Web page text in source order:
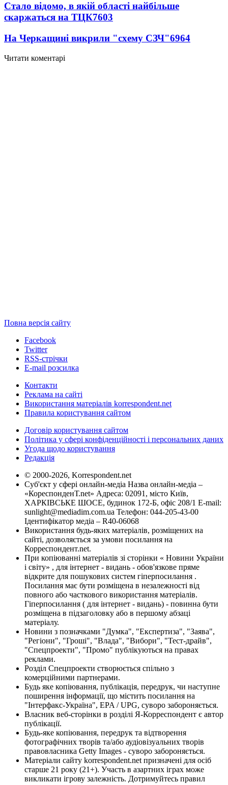
Стало відомо, в якій області найбільше
скаржаться на ТЦК7603
На Черкащині викрили "схему СЗЧ"6964
Читати коментарі
Повна версія сайту
Facebook
Twitter
RSS-стрічки
E-mail розсилка
Контакти
Реклама на сайті
Використання матеріалів korrespondent.net
Правила користування сайтом
Договір користування сайтом
Політика у сфері конфіденційності і персональних даних
Угода щодо користування
Редакція
© 2000-2026, Korrespondent.net
Суб'єкт у сфері онлайн-медіа Назва онлайн-медіа –
«КореспонденТ.net» Адреса: 02091, місто Київ,
ХАРКІВСЬКЕ ШОСЕ, будинок 172-Б, офіс 208/1 E-mail:
sunlight@mediadim.com.ua Телефон: 044-205-43-00
Ідентифікатор медіа – R40-06068
Використання будь-яких матеріалів, розміщених на
сайті, дозволяється за умови посилання на
Корреспондент.net.
При копіюванні матеріалів зі сторінки « Новини України
і світу» , для інтернет - видань - обов'язкове пряме
відкрите для пошукових систем гіперпосилання .
Посилання має бути розміщена в незалежності від
повного або часткового використання матеріалів.
Гіперпосилання ( для інтернет - видань) - повинна бути
розміщена в підзаголовку або в першому абзаці
матеріалу.
Новини з позначками "Думка", "Експертиза", "Заява",
"Регіони", "Гроші", "Влада", "Вибори", "Тест-драйв",
"Спецпроекти", "Промо" публікуються на правах
реклами.
Розділ Спецпроекти створюється спільно з
комерційними партнерами.
Будь яке копіювання, публікація, передрук, чи наступне
поширення інформації, що містить посилання на
"Інтерфакс-Україна", EPA / UPG, суворо забороняється.
Власник веб-сторінки в розділі Я-Корреспондент є автор
публікації.
Будь-яке копіювання, передрук та відтворення
фотографічних творів та/або аудіовізуальних творів
правовласника Getty Images - суворо забороняється.
Матеріали сайту korrespondent.net призначені для осіб
старше 21 року (21+). Участь в азартних іграх може
викликати ігрову залежність. Дотримуйтесь правил